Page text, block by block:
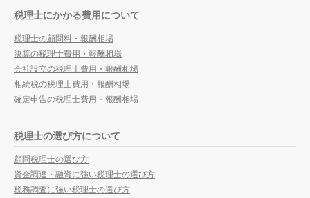
税理士にかかる費用について
税理士の顧問料・報酬相場
決算の税理士費用・報酬相場
会社設立の税理士費用・報酬相場
相続税の税理士費用・報酬相場
確定申告の税理士費用・報酬相場
税理士の選び方について
顧問税理士の選び方
資金調達・融資に強い税理士の選び方
税務調査に強い税理士の選び方